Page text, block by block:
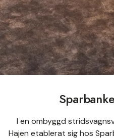
I en ombyggd
Hajen etablerat sig hos